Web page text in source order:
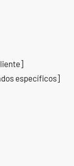
específicos]